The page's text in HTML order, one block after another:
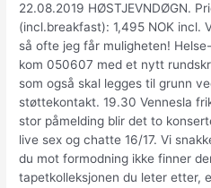
22.08.2019 HØSTJEVNDØGN.
(incl.breakfast): 1,495 NOK incl.
så ofte jeg får muligheten!
kom 050607 med et nytt
som også skal legges til grunn
støttekontakt. 19.30 Vennesla
stor påmelding blir det to
live sex og chatte 16/17. Vi
du mot formodning ikke finner
tapetkolleksjonen du leter etter,